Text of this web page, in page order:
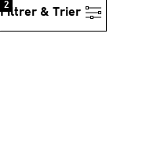
Filtrer & Trier
2